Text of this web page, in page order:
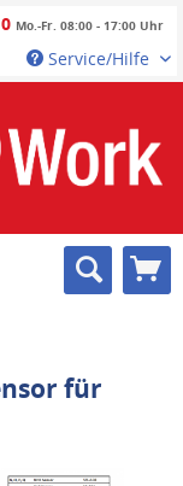
Mo.-Fr. 08:00 - 17:00 Uhr
Service/Hilfe
für